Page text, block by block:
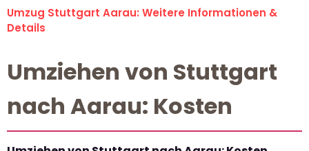
Umzug Stuttgart Aarau: Weitere Informationen &
Details
Umziehen von Stuttgart
nach Aarau: Kosten